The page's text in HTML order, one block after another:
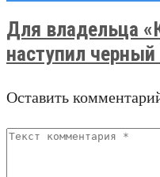
Для владельца
наступил черный
Оставить